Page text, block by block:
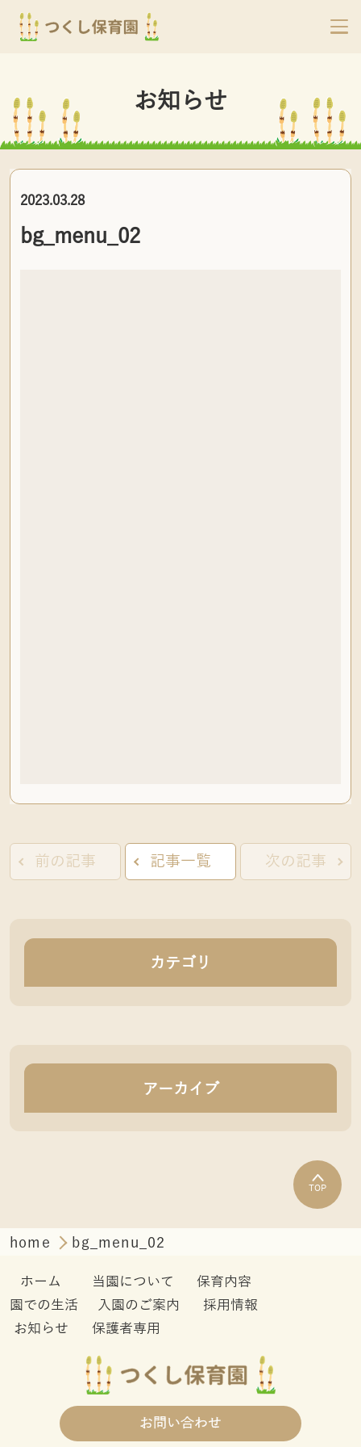
お知らせ
2023.03.28
bg_menu_02
前の記事 記事一覧 次の記事
カテゴリ
アーカイブ
TOP
home bg_menu_02
ホーム 当園について
保育内容
園での生活
入園のご案内
採用情報
お知らせ
保護者専用
お問い合わせ